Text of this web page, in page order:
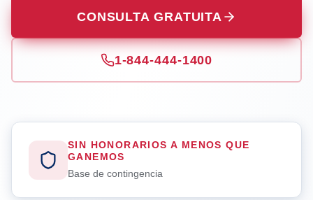
CONSULTA GRATUITA
1-844-444-1400
SIN HONORARIOS A MENOS QUE
GANEMOS
Base de contingencia